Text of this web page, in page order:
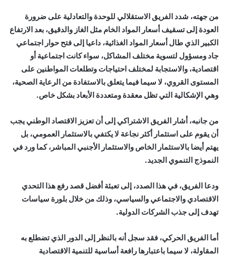
من جهته، شدد الفريق الاستقلالي للوحدة والتعادلية على ضرورة
العودة إلى تسقيف أسعار المواد الخام مثل الغاز والدقيق، بعد الارتفاع
الكبير الذي طال أسعار المواد الغذائية، داعيا إلى فتح حوار اجتماعي
جاد ومسؤول لتسوية مختلف المشاكل، سواء كانت اجتماعية أو
اقتصادية، والاستجابة لمختلف احتياجات وتطلعات المواطنين على
المستوى القروي، لا سيما فيما يتعلق بالاستفادة من الرعاية الصحية،
وهي الإشكالية التي تظل معقدة ومتعددة الأبعاد بشكل خاص.
من جانبه، أشار الفريق الاشتراكي إلى أن تعزيز الاقتصاد الوطني يجب
أن يقوم على استثمار أكثر نجاعة لا يكتفي بالاستثمار العمومي، بل
يهتم أيضا بالاستثمار الخاص والاستثمار الأجنبي المباشر، كما ورد في
النموذج التنموي الجديد.
ودعا الفريق، في هذا الصدد، إلى تعبئة أفضل قصد رفع هذا التحدي
الاقتصادي والاجتماعي والسياسي، وذلك من خلال بلورة سياسات
تهدف إلى جذب الشركات الدولية.
أما الفريق الحركي، فقد سجل أنه بالنظر إلى الدور الذي تضطلع به
المقاولة، لا سيما باعتبارها رافعة أساسية للتنمية الاقتصادية